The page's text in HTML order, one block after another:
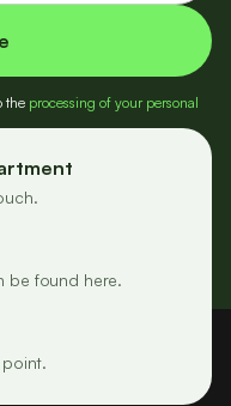
the processing of your personal
be found here.